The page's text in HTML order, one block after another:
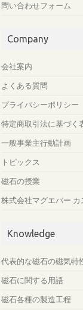
問い合わせフォーム
Company
会社案内
よくある質問
プライバシーポリシー
特定商取引法に基づく
一般事業主行動計画
トピックス
磁石の授業
株式会社マグエバー
Knowledge
代表的な磁石の磁気特
磁石に関する用語
磁石各種の製造工程